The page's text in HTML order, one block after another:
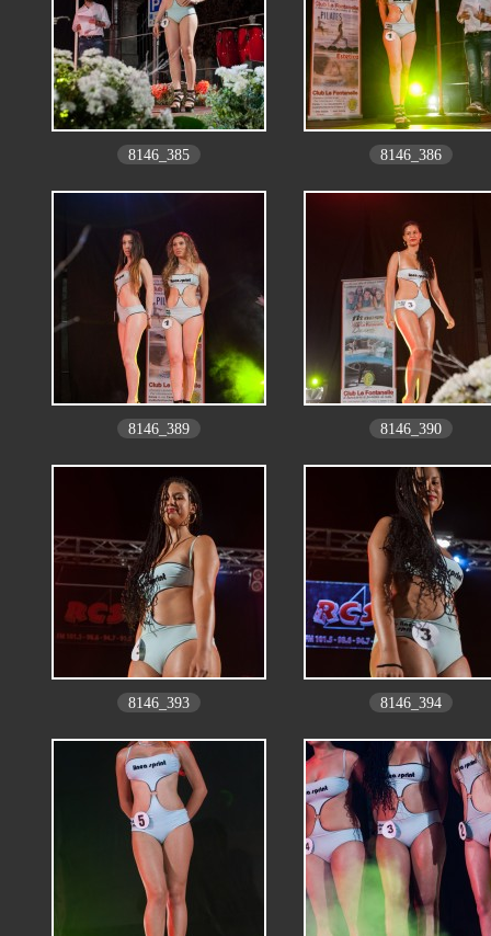
8146_385 8146_386
8146_389 8146_390
8146_393 8146_394